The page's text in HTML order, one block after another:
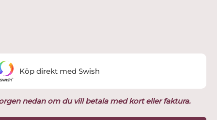
nedan om du vill betala med kort eller faktura.
Köp direkt med Swish